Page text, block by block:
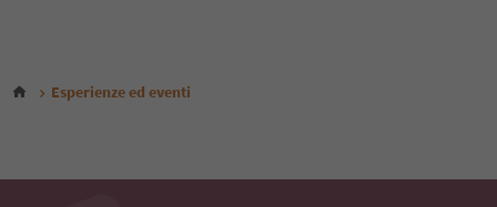
Esperienze ed eventi